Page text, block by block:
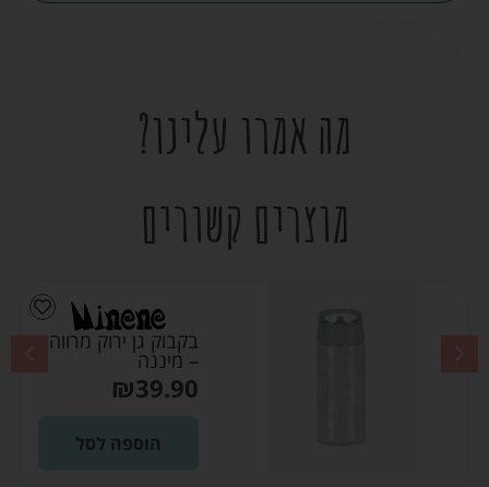
מה אמרו עלינו?
מוצרים קשורים
בקבוק גן ירוק מרווה
– מיננה
₪39.90
הוספה לסל